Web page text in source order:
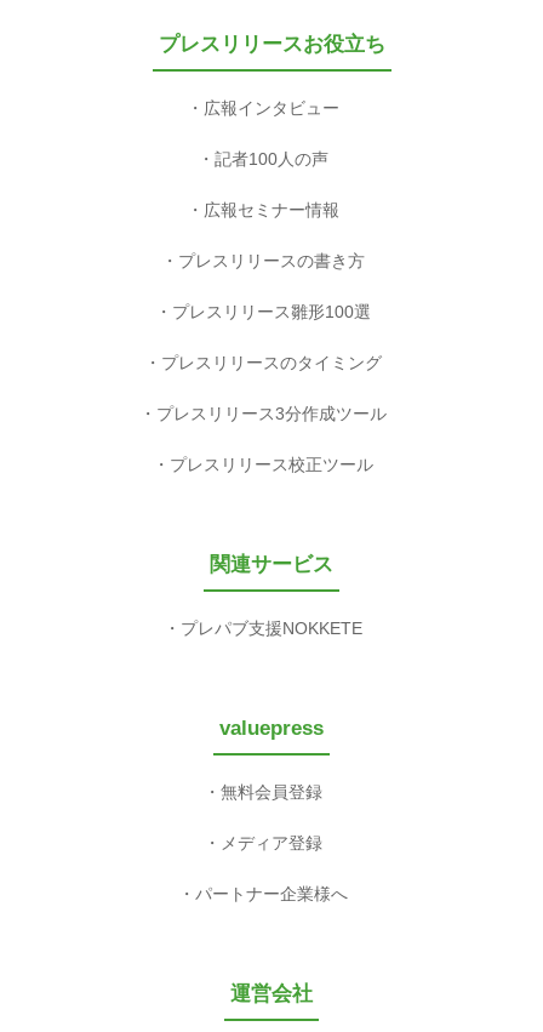
プレスリリースお役立ち
広報インタビュー
記者100人の声
広報セミナー情報
プレスリリースの書き方
プレスリリース雛形100選
プレスリリースのタイミング
プレスリリース3分作成ツール
プレスリリース校正ツール
関連サービス
プレパブ支援NOKKETE
valuepress
無料会員登録
メディア登録
パートナー企業様へ
運営会社